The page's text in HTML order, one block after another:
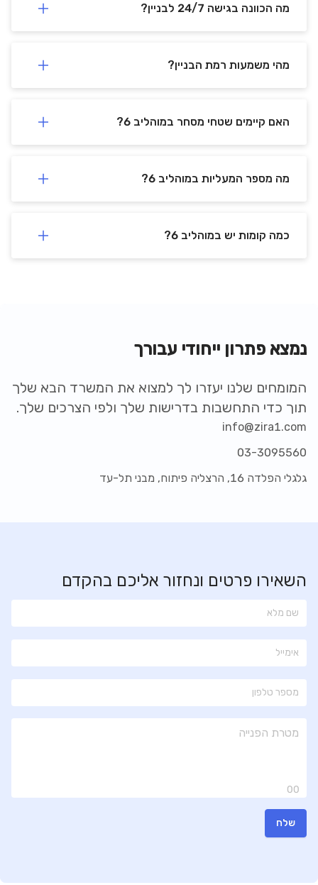
מה הכוונה בגישה 24/7 לבניין?
מהי משמעות רמת הבניין?
האם קיימים שטחי מסחר במוהליב 6?
מה מספר המעליות במוהליב 6?
כמה קומות יש במוהליב 6?
נמצא פתרון ייחודי עבורך
המומחים שלנו יעזרו לך למצוא את המשרד הבא שלך
תוך כדי התחשבות בדרישות שלך ולפי הצרכים שלך.
info@zira1.com
03-3095560
גלגלי הפלדה 16, הרצליה פיתוח, מבני תל-עד
השאירו פרטים ונחזור אליכם בהקדם
00
שלח